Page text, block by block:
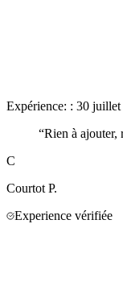
Expérience: : 30 juillet
“Rien à ajouter,
C
Courtot P.
Experience vérifiée